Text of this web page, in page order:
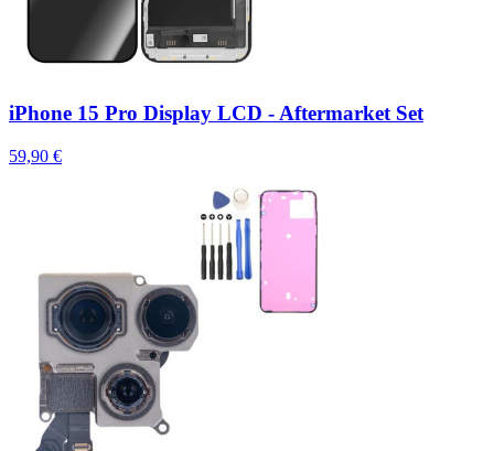
iPhone 15 Pro Display LCD - Aftermarket Set
59,90 €